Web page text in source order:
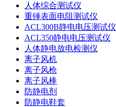
人体综合测试仪
重锤表面电阻测试仪
ACL300B静电电压测试仪
ACL350静电电压测试仪
人体静电放电检测仪
离子风机
离子风枪
离子风棒
防静电剂
防静电鞋套